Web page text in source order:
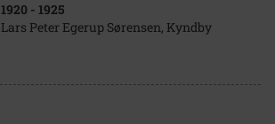
1920 - 1925
Lars Peter Egerup Sørensen, Kyndby